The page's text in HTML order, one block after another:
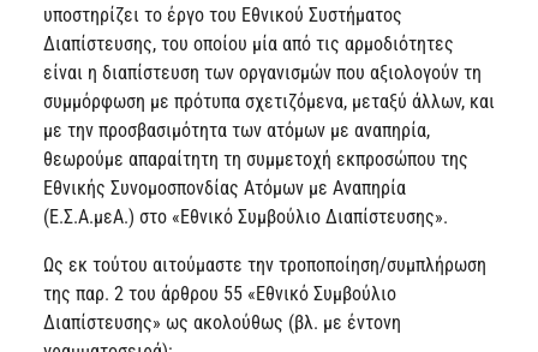
υποστηρίζει το έργο του Εθνικού Συστήματος
Διαπίστευσης, του οποίου μία από τις αρμοδιότητες
είναι η διαπίστευση των οργανισμών που αξιολογούν τη
συμμόρφωση με πρότυπα σχετιζόμενα, μεταξύ άλλων, και
με την προσβασιμότητα των ατόμων με αναπηρία,
θεωρούμε απαραίτητη τη συμμετοχή εκπροσώπου της
Εθνικής Συνομοσπονδίας Ατόμων με Αναπηρία
(Ε.Σ.Α.μεΑ.) στο «Εθνικό Συμβούλιο Διαπίστευσης».
Ως εκ τούτου αιτούμαστε την τροποποίηση/συμπλήρωση
της παρ. 2 του άρθρου 55 «Εθνικό Συμβούλιο
Διαπίστευσης» ως ακολούθως (βλ. με έντονη